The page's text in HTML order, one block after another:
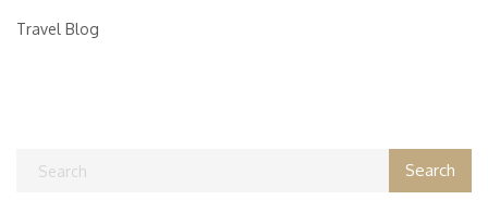
Travel Blog